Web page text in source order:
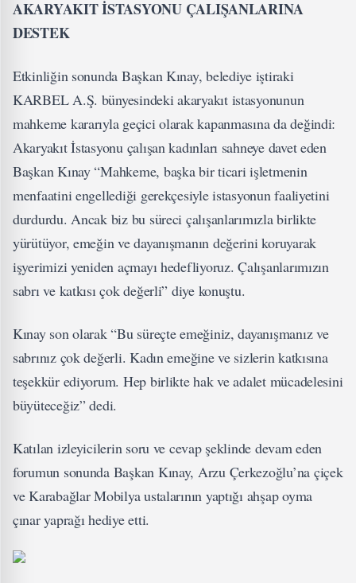
AKARYAKIT İSTASYONU ÇALIŞANLARINA
DESTEK
Etkinliğin sonunda Başkan Kınay, belediye iştiraki
KARBEL A.Ş. bünyesindeki akaryakıt istasyonunun
mahkeme kararıyla geçici olarak kapanmasına da değindi:
Akaryakıt İstasyonu çalışan kadınları sahneye davet eden
Başkan Kınay “Mahkeme, başka bir ticari işletmenin
menfaatini engellediği gerekçesiyle istasyonun faaliyetini
durdurdu. Ancak biz bu süreci çalışanlarımızla birlikte
yürütüyor, emeğin ve dayanışmanın değerini koruyarak
işyerimizi yeniden açmayı hedefliyoruz. Çalışanlarımızın
sabrı ve katkısı çok değerli” diye konuştu.
Kınay son olarak “Bu süreçte emeğiniz, dayanışmanız ve
sabrınız çok değerli. Kadın emeğine ve sizlerin katkısına
teşekkür ediyorum. Hep birlikte hak ve adalet mücadelesini
büyüteceğiz” dedi.
Katılan izleyicilerin soru ve cevap şeklinde devam eden
forumun sonunda Başkan Kınay, Arzu Çerkezoğlu’na çiçek
ve Karabağlar Mobilya ustalarının yaptığı ahşap oyma
çınar yaprağı hediye etti.